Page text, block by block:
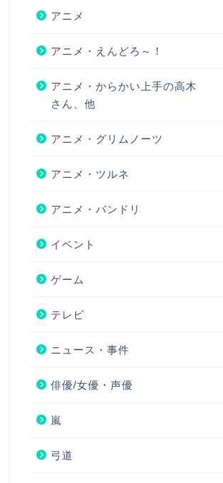
アニメ
アニメ・えんどろ～！
アニメ・からかい上手の高木
さん、他
アニメ・グリムノーツ
アニメ・ツルネ
アニメ・バンドリ
イベント
ゲーム
テレビ
ニュース・事件
俳優/女優・声優
嵐
弓道